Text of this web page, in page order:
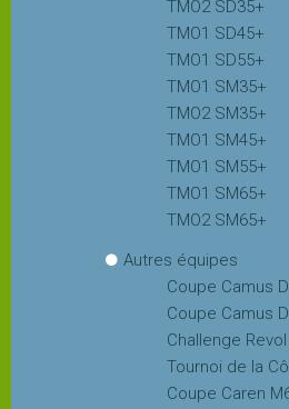
TMO2 SD35+
TMO1 SD45+
TMO1 SD55+
TMO1 SM35+
TMO2 SM35+
TMO1 SM45+
TMO1 SM55+
TMO1 SM65+
TMO2 SM65+
Autres équipes
Coupe Camus
Coupe Camus
Challenge
Tournoi de la
Coupe Caren